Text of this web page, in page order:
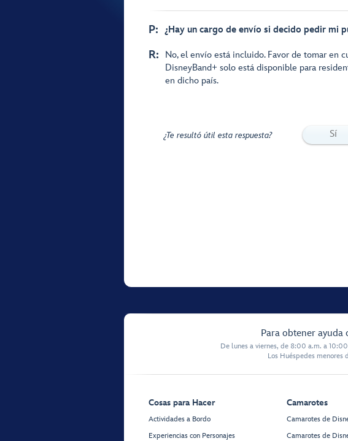
P: ¿Hay un cargo de envío si decido pedir mi
R:
No, el envío está incluido. Favor de tomar en
DisneyBand+ solo está disponible para
en dicho país.
¿Te resultó útil esta respuesta? Sí
Para obtener ayuda
De lunes a viernes, de 8:00 a.m. a
Los Huéspedes menores
Cosas para Hacer
Actividades a Bordo
Experiencias con Personajes
Camarotes
Camarotes de
Camarotes de